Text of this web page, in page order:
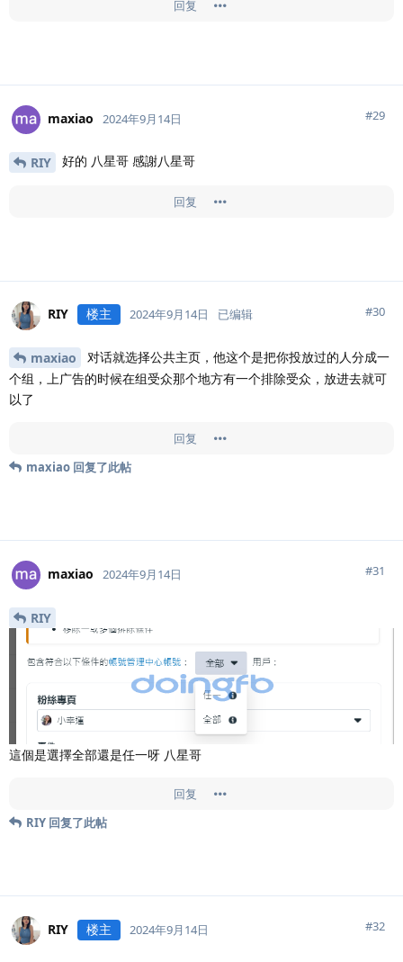
回复
maxiao 2024年9月14日 #29
RIY 好的 八星哥 感謝八星哥
回复
RIY 楼主 2024年9月14日 已编辑 #30
maxiao
对话就选择公共主页，他这个是把你投放过的人分成一
个组，上广告的时候在组受众那个地方有一个排除受众，放进去就可
以了
回复
maxiao 回复了此帖
maxiao 2024年9月14日 #31
RIY
這個是選擇全部還是任一呀 八星哥
回复
RIY 回复了此帖
RIY 楼主 2024年9月14日 #32